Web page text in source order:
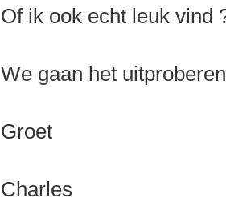
Of ik ook echt leuk vind
We gaan het uitproberen
Groet
Charles